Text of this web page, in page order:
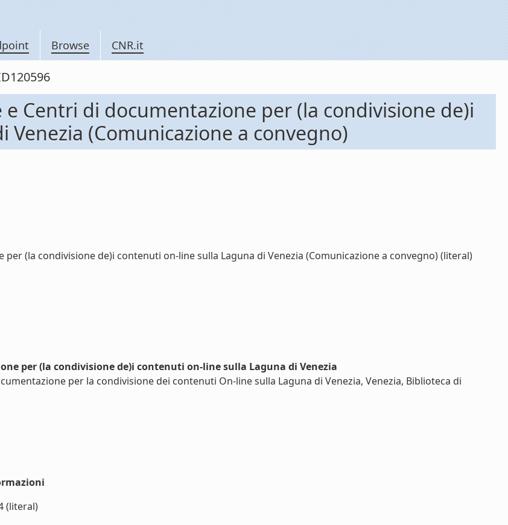
Browse CNR.it
Centri di documentazione per (la condivisione de)i
(Comunicazione a convegno)
(la condivisione de)i contenuti on-line sulla Laguna di Venezia (Comunicazione a convegno) (literal)
per (la condivisione de)i contenuti on-line sulla Laguna di Venezia
per la condivisione dei contenuti On-line sulla Laguna di Venezia, Venezia, Biblioteca di
(literal)